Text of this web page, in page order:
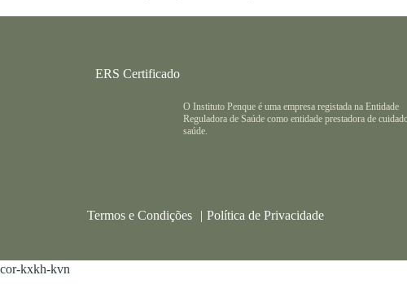
ERS Certificado
O Instituto Penque é uma empresa registada na Entidade
Reguladora de Saúde como entidade prestadora de
saúde.
Termos e Condições Política de Privacidade
cor-kxkh-kvn